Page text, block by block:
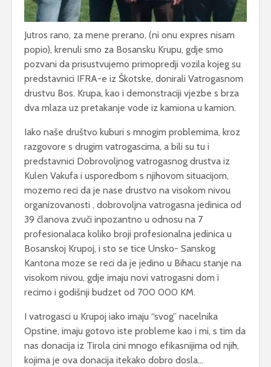
Jutros rano, za mene prerano, (ni onu expres nisam
popio), krenuli smo za Bosansku Krupu, gdje smo
pozvani da prisustvujemo primopredji vozila kojeg su
predstavnici IFRA-e iz Škotske, donirali Vatrogasnom
drustvu Bos. Krupa, kao i demonstraciji vjezbe s brza
dva mlaza uz pretakanje vode iz kamiona u kamion.
Iako naše društvo kuburi s mnogim problemima, kroz
razgovore s drugim vatrogascima, a bili su tu i
predstavnici Dobrovoljnog vatrogasnog drustva iz
Kulen Vakufa i usporedbom s njihovom situacijom,
mozemo reci da je nase drustvo na visokom nivou
organizovanosti , dobrovoljna vatrogasna jedinica od
39 članova zvuči inpozantno u odnosu na 7
profesionalaca koliko broji profesionalna jedinica u
Bosanskoj Krupoj, i sto se tice Unsko- Sanskog
Kantona moze se reci da je jedino u Bihacu stanje na
visokom nivou, gdje imaju novi vatrogasni dom i
recimo i godišnji budzet od 700 000 KM.
I vatrogasci u Krupoj iako imaju “svog” nacelnika
Opstine, imaju gotovo iste probleme kao i mi, s tim da
nas donacija iz Tirola cini mnogo efikasnijima od njih,
kojima je ova donacija itekako dobro dosla…